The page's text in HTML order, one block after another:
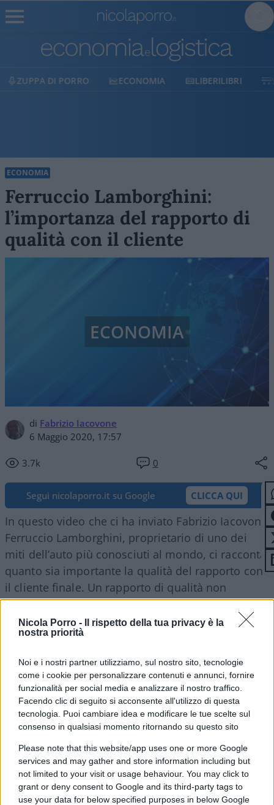
Nicola Porro -
Il rispetto della tua privacy è la
nostra priorità
Noi e i nostri partner utilizziamo, sul nostro sito, tecnologie
come i cookie per personalizzare contenuti e annunci, fornire
funzionalità per social media e analizzare il nostro traffico.
Facendo clic di seguito si acconsente all'utilizzo di questa
tecnologia. Puoi cambiare idea e modificare le tue scelte sul
consenso in qualsiasi momento ritornando su questo sito
Please note that this website/app uses one or more Google
services and may gather and store information including but
not limited to your visit or usage behaviour. You may click to
grant or deny consent to Google and its third-party tags to
use your data for below specified purposes in below Google
ECONOMIA LIBERILIBRI SHOP SOSTIENICI
ECONOMIA
Ferruccio Lamborghini:
l’importanza del rapporto di
qualità con il cliente
di Fabrizio Iacovone
6 Maggio 2020, 17:57
3.7k 0
ECONOMIA
Segui nicolaporro.it su Google CLICCA QUI
In questo video che ci ha inviato Fabrizio Iacovone
Ferruccio Lamborghini, proprietario di uno dei
miti dell’auto più conosciuti al mondo, ci racconta
quanto sia importante la qualità del rapporto con
il cliente finale. Un rapporto di qualità non
prevede costi, ma prevede costanti investimenti in
grado di dare nel tempo, un ritorno economico e
di immagine sempre più grande. Se Lamborghini
conoscono, lo si deve proprio a questa attenzione
ai particolari nel rapporto con la propria clientela.
Video
Media error: Format(s) not supported or
Scarica il file: https://www.nicolaporro.it/economia-finanza/wp-